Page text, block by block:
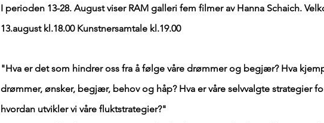
I perioden 13-28. August viser RAM galleri fem filmer av Hanna Schaich.
13.august kl.18.00 Kunstnersamtale kl.19.00
"Hva er det som hindrer oss fra å følge våre drømmer og begjær? Hva
drømmer, ønsker, begjær, behov og håp? Hva er våre selvvalgte strategier
hvordan utvikler vi våre fluktstrategier?"